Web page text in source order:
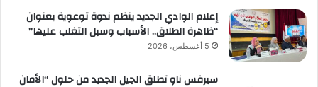
إعلام الوادي الجديد ينظم ندوة توعوية بعنوان
“ظاهرة الطلاق.. الأسباب وسبل التغلب عليها”
5 أغسطس، 2026
سيرفس ناو تطلق الجيل الجديد من حلول “الأمان